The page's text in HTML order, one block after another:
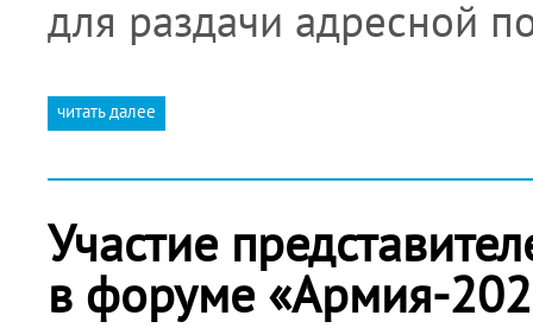
для раздачи адресной
читать далее
Участие
в форуме «Армия-